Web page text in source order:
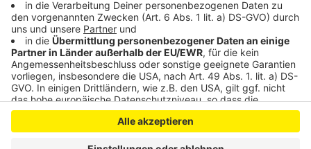
Anzeige
Anzeige